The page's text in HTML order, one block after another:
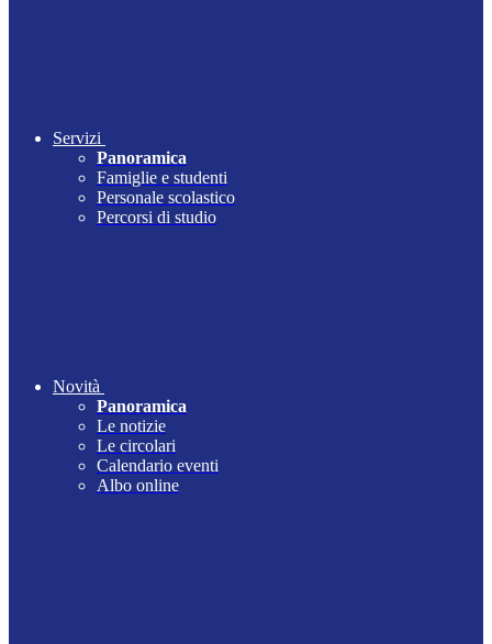
Servizi
Panoramica
Famiglie e studenti
Personale scolastico
Percorsi di studio
Novità
Panoramica
Le notizie
Le circolari
Calendario eventi
Albo online